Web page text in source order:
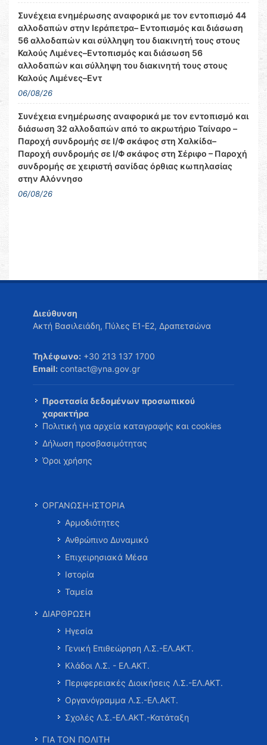
Συνέχεια ενημέρωσης αναφορικά με τον εντοπισμό 44
αλλοδαπών στην Ιεράπετρα– Εντοπισμός και διάσωση
56 αλλοδαπών και σύλληψη του διακινητή τους στους
Καλούς Λιμένες–Εντοπισμός και διάσωση 56
αλλοδαπών και σύλληψη του διακινητή τους στους
Καλούς Λιμένες–Εντ
06/08/26
Συνέχεια ενημέρωσης αναφορικά με τον εντοπισμό και
διάσωση 32 αλλοδαπών από το ακρωτήριο Ταίναρο –
Παροχή συνδρομής σε Ι/Φ σκάφος στη Χαλκίδα–
Παροχή συνδρομής σε Ι/Φ σκάφος στη Σέριφο – Παροχή
συνδρομής σε χειριστή σανίδας όρθιας κωπηλασίας
στην Αλόννησο
06/08/26
Διεύθυνση
Ακτή Βασιλειάδη, Πύλες Ε1-Ε2, Δραπετσώνα
Τηλέφωνο: +30 213 137 1700
Email: contact@yna.gov.gr
Προστασία δεδομένων προσωπικού
χαρακτήρα
Πολιτική για αρχεία καταγραφής και cookies
Δήλωση προσβασιμότητας
Όροι χρήσης
ΟΡΓΑΝΩΣΗ-ΙΣΤΟΡΙΑ
Αρμοδιότητες
Ανθρώπινο Δυναμικό
Επιχειρησιακά Μέσα
Ιστορία
Ταμεία
ΔΙΑΡΘΡΩΣΗ
Ηγεσία
Γενική Επιθεώρηση Λ.Σ.-ΕΛ.ΑΚΤ.
Κλάδοι Λ.Σ. - ΕΛ.ΑΚΤ.
Περιφερειακές Διοικήσεις Λ.Σ.-ΕΛ.ΑΚΤ.
Οργανόγραμμα Λ.Σ.-ΕΛ.ΑΚΤ.
Σχολές Λ.Σ.-ΕΛ.ΑΚΤ.-Κατάταξη
ΓΙΑ ΤΟΝ ΠΟΛΙΤΗ